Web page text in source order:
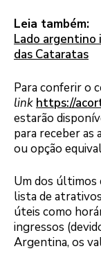
Leia também:
Lado argentino
das Cataratas
Para conferir o
link https://
estarão
para receber as
ou opção
Um dos últimos
lista de
úteis como
ingressos
Argentina, os